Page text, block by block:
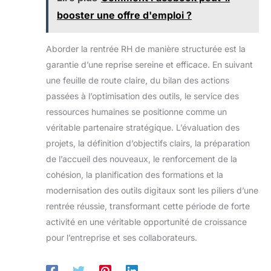
de manquer d'espace de
stockage. Vous pouvez
souhaitez. Notre tablette
Play Store préinstallé, qui
télécharger toutes les
applications dont vous
avez besoin, telles que
Netflix, Facebook, Twitter,
【Écran IPS 10,1
pouces et batterie longue
durée】Cette tablette
Android est équipée d'un
écran IPS haute résolution
offrant un affichage grand
format lumineux pour une
expérience visuelle plus
réaliste avec des images
plus nettes et plus
lumineuses. Elle est livrée
d'écran à 3 couches qui
Android de 10 pouces est
Video, Hulu et YouTube
sans aucune perte de
fabrication en 12 nm, est
efficacement la production
conservant des
performances élevées.
+ 4To Extensibles】Le
Teclast P33 doté de 9Go
de RAM (3Go de LPDDR4
+ 6Go de mémoire
extensible) et de 64Go de
ROM, offre un espace de
des milliers de photos,
d'applications et de
vidéos. La carte Micro SD
permet d'étendre la
mémoire jusqu'à 4To pour
une expérience multitâche
processeur à huit cœurs
booster une offre d'emploi ?
Aborder la rentrée RH de manière structurée est la
garantie d’une reprise sereine et efficace. En suivant
une feuille de route claire, du bilan des actions
passées à l’optimisation des outils, le service des
ressources humaines se positionne comme un
véritable partenaire stratégique. L’évaluation des
projets, la définition d’objectifs clairs, la préparation
de l’accueil des nouveaux, le renforcement de la
cohésion, la planification des formations et la
modernisation des outils digitaux sont les piliers d’une
rentrée réussie, transformant cette période de forte
activité en une véritable opportunité de croissance
pour l’entreprise et ses collaborateurs.